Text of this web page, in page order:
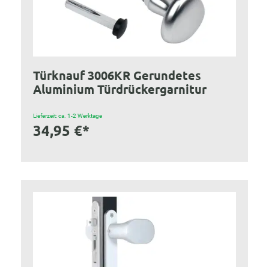
Türknauf 3006KR Gerundetes
Aluminium Türdrückergarnitur
Lieferzeit: ca. 1-2 Werktage
34,95 €*